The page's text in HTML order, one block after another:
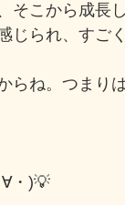
そこから成長
じられ、すご
らね。つまり
・)💡